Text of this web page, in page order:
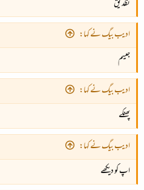
نظد یق
ادیب بیگ نے کہا:
جیسم
ادیب بیگ نے کہا:
پھنکے
ادیب بیگ نے کہا:
اپ کو دیکھے